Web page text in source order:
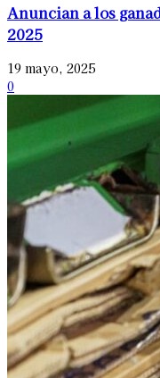
Anuncian a los
2025
19 mayo, 2025
0